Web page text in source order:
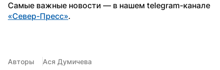
«Север-Пресс».
Авторы Ася Думичева